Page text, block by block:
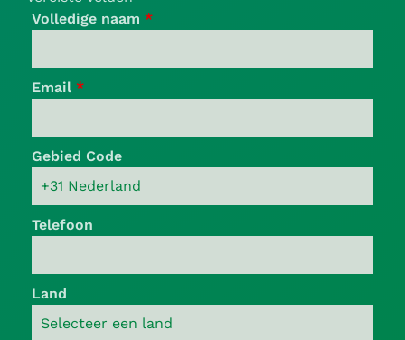
Volledige naam *
Email *
Gebied Code
Telefoon
Land